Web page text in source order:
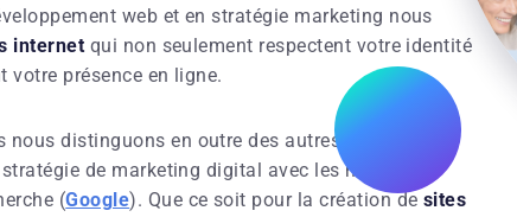
web et en stratégie marketing nous
internet qui non seulement respectent votre identité
votre présence en ligne.
nous distinguons en outre des autres agences par
de marketing digital avec les meilleures
(Google). Que ce soit pour la création de sites